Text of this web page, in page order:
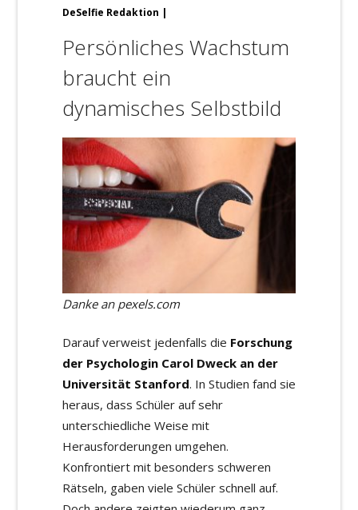
DeSelfie Redaktion
Persönliches Wachstum
braucht ein
dynamisches Selbstbild
Danke an pexels.com
Darauf verweist jedenfalls die Forschung
der Psychologin Carol Dweck an der
Universität Stanford. In Studien fand sie
heraus, dass Schüler auf sehr
unterschiedliche Weise mit
Herausforderungen umgehen.
Konfrontiert mit besonders schweren
Rätseln, gaben viele Schüler schnell auf.